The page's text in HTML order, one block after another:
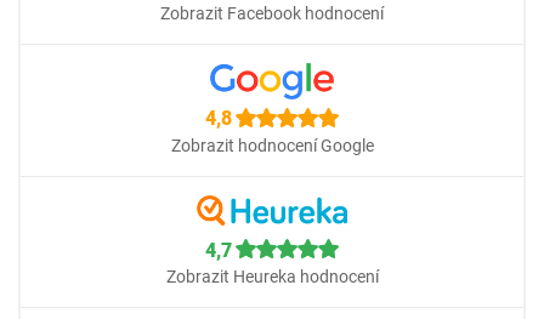
Zobrazit Facebook hodnocení
4,8
Zobrazit hodnocení Google
4,7
Zobrazit Heureka hodnocení